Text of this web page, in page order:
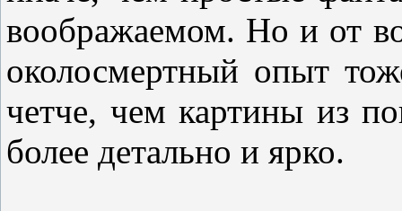
воображаемом. Но и от
околосмертный опыт
четче, чем картины из
более детально и ярко.